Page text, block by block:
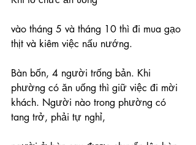
vào tháng 5 và tháng 10 thì đi mua gạo
thịt và kiêm việc nấu nướng.
Bàn bốn, 4 người trống bản. Khi
phường có ăn uống thì giữ việc đi mời
khách. Người nào trong phường có
tang trở, phải tự nghỉ,